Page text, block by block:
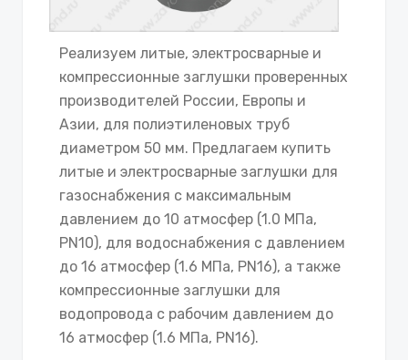
Реализуем литые, электросварные и
компрессионные заглушки проверенных
производителей России, Европы и
Азии, для полиэтиленовых труб
диаметром 50 мм. Предлагаем купить
литые и электросварные заглушки для
газоснабжения с максимальным
давлением до 10 атмосфер (1.0 МПа,
PN10), для водоснабжения с давлением
до 16 атмосфер (1.6 МПа, PN16), а также
компрессионные заглушки для
водопровода с рабочим давлением до
16 атмосфер (1.6 МПа, PN16).